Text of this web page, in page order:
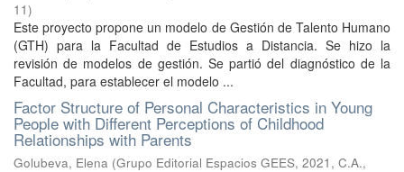
11)
Este proyecto propone un modelo de Gestión de Talento Humano
(GTH) para la Facultad de Estudios a Distancia. Se hizo la
revisión de modelos de gestión. Se partió del diagnóstico de la
Facultad, para establecer el modelo ...
Factor Structure of Personal Characteristics in Young
People with Different Perceptions of Childhood
Relationships with Parents
Golubeva, Elena (Grupo Editorial Espacios GEES, 2021, C.A.,